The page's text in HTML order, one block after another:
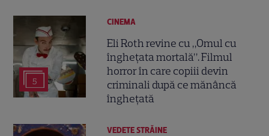
5
CINEMA
Eli Roth revine cu „Omul cu
înghețata mortală”. Filmul
horror în care copiii devin
criminali după ce mănâncă
înghețată
VEDETE STRĂINE